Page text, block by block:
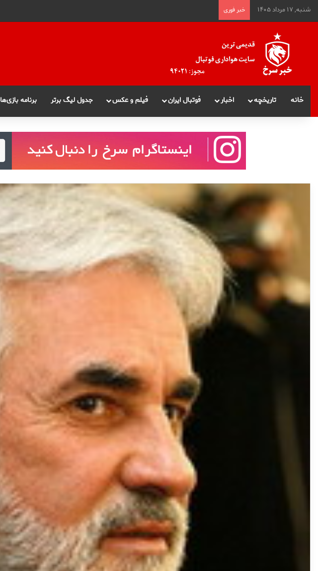
شنبه, ۱۷ مرداد ۱۴۰۵ خبر فوری
خانه تاریخچه اخبار فوتبال ایران فیلم و عکس جدول لیگ برتر برنامه بازی‌ها